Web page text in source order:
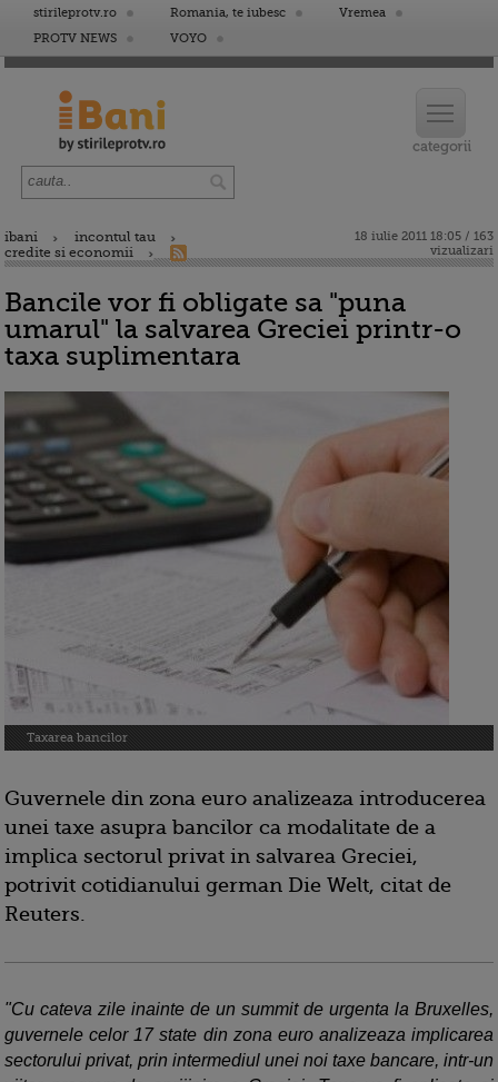
stirileprotv.ro Romania, te iubesc
Vremea
PROTV NEWS
VOYO
ibani
incontul tau
credite si economii
18 iulie 2011 18:05 / 163
vizualizari
Bancile vor fi obligate sa "puna
umarul" la salvarea Greciei printr-o
taxa suplimentara
Taxarea bancilor
Guvernele din zona euro analizeaza introducerea
unei taxe asupra bancilor ca modalitate de a
implica sectorul privat in salvarea Greciei,
potrivit cotidianului german Die Welt, citat de
Reuters.
"Cu cateva zile inainte de un summit de urgenta la Bruxelles,
guvernele celor 17 state din zona euro analizeaza implicarea
sectorului privat, prin intermediul unei noi taxe bancare, intr-un